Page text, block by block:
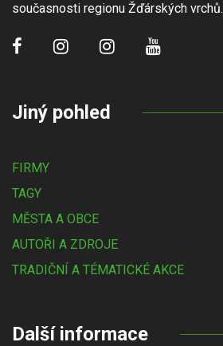
současnosti regionu Žďárských vrchů.
Jiný pohled
FIRMY
TAGY
MĚSTA A OBCE
AUTOŘI A ZDROJE
TRADIČNÍ A TÉMATICKÉ AKCE
Další informace